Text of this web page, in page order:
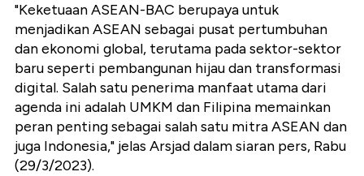
"Keketuaan ASEAN-BAC berupaya untuk
menjadikan ASEAN sebagai pusat pertumbuhan
dan ekonomi global, terutama pada sektor-sektor
baru seperti pembangunan hijau dan transformasi
digital. Salah satu penerima manfaat utama dari
agenda ini adalah UMKM dan Filipina memainkan
peran penting sebagai salah satu mitra ASEAN dan
juga Indonesia," jelas Arsjad dalam siaran pers, Rabu
(29/3/2023).